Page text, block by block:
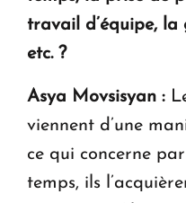
travail d’équipe, la
etc. ?
Asya Movsisyan :
viennent d’une
ce qui concerne
temps, ils